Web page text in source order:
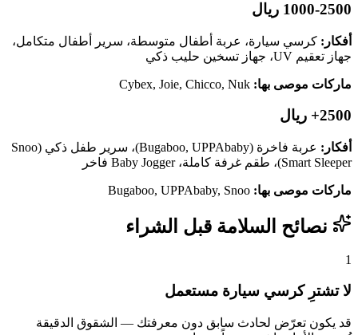
1000-2500 ريال
أفكار: كرسي سيارة، عربة أطفال متوسطة، سرير أطفال متكامل،
جهاز تعقيم UV، جهاز تسخين حليب ذكي
ماركات موصى بها: Cybex, Joie, Chicco, Nuk
2500+ ريال
أفكار:
عربة فاخرة (Bugaboo, UPPAbaby)، سرير طفل ذكي (Snoo
Smart Sleeper)، طقم غرفة كاملة، Baby Jogger فاخر
ماركات موصى بها: Bugaboo, UPPAbaby, Snoo
نصائح السلامة قبل الشراء
1
لا تشترِ كرسي سيارة مستعمل
قد يكون تعرّض لحادث سابق دون معرفتك — الشقوق الدقيقة